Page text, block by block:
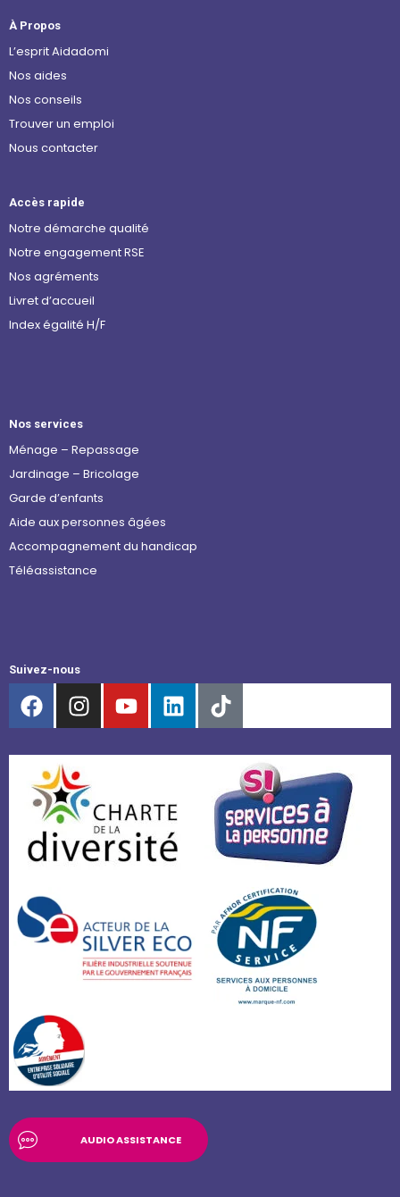
À Propos
L’esprit Aidadomi
Nos aides
Nos conseils
Trouver un emploi
Nous contacter
Accès rapide
Notre démarche qualité
Notre engagement RSE
Nos agréments
Livret d’accueil
Index égalité H/F
Nos services
Ménage – Repassage
Jardinage – Bricolage
Garde d’enfants
Aide aux personnes âgées
Accompagnement du handicap
Téléassistance
Suivez-nous
AUDIO ASSISTANCE